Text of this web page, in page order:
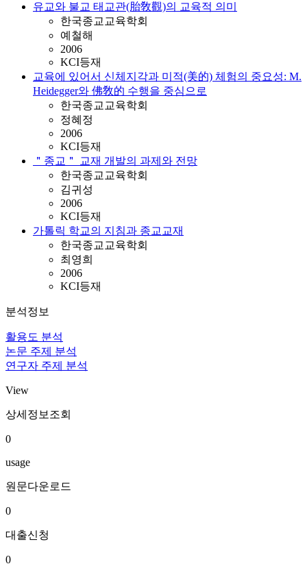
유교와 불교 태교관(胎敎觀)의 교육적 의미
한국종교교육학회
예철해
2006
KCI등재
교육에 있어서 신체지각과 미적(美的) 체험의 중요성: M.
Heidegger와 佛敎的 수행을 중심으로
한국종교교육학회
정혜정
2006
KCI등재
＂종교＂ 교재 개발의 과제와 전망
한국종교교육학회
김귀성
2006
KCI등재
가톨릭 학교의 지침과 종교교재
한국종교교육학회
최영희
2006
KCI등재
분석정보
활용도 분석
논문 주제 분석
연구자 주제 분석
View
상세정보조회
0
usage
원문다운로드
0
대출신청
0